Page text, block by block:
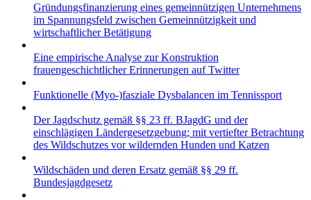
Gründungsfinanzierung eines gemeinnützigen Unternehmens
im Spannungsfeld zwischen Gemeinnützigkeit und
wirtschaftlicher Betätigung
Eine empirische Analyse zur Konstruktion
frauengeschichtlicher Erinnerungen auf Twitter
Funktionelle (Myo-)fasziale Dysbalancen im Tennissport
Der Jagdschutz gemäß §§ 23 ff. BJagdG und der
einschlägigen Ländergesetzgebung; mit vertiefter Betrachtung
des Wildschutzes vor wildernden Hunden und Katzen
Wildschäden und deren Ersatz gemäß §§ 29 ff.
Bundesjagdgesetz